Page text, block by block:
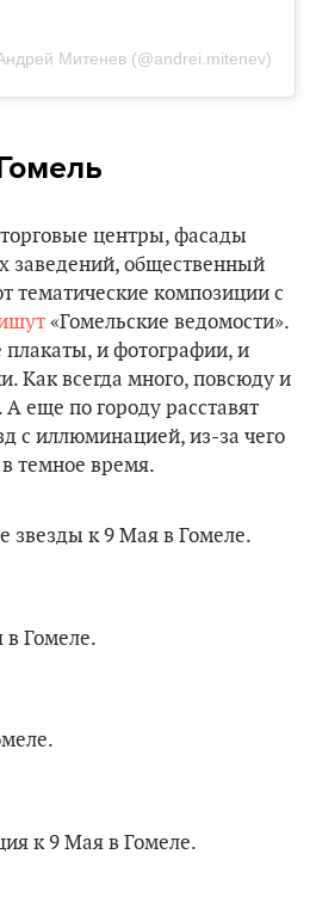
Митенев (@andrei.mitenev)
центры, фасады
заведений, общественный
тематические композиции с
«Гомельские ведомости».
плакаты, и фотографии, и
Как всегда много, повсюду и
еще по городу расставят
с иллюминацией, из-за чего
темное время.